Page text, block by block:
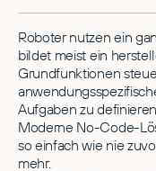
Roboter nutzen ein
bildet meist ein
Grundfunktionen
Aufgaben zu
Moderne No-Code-
so einfach wie nie
mehr.